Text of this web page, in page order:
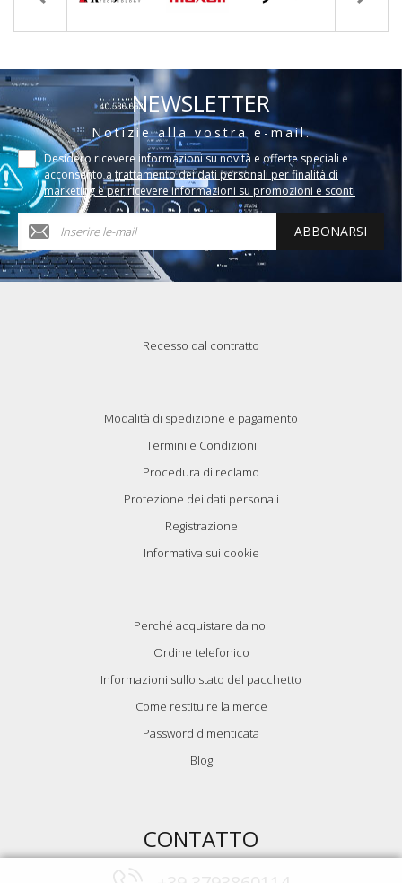
NEWSLETTER
Notizie alla vostra e-mail.
Desidero ricevere informazioni su novità e offerte speciali e
acconsento a trattamento dei dati personali per finalità di
marketing e per ricevere informazioni su promozioni e sconti
ABBONARSI
Recesso dal contratto
Modalità di spedizione e pagamento
Termini e Condizioni
Procedura di reclamo
Protezione dei dati personali
Registrazione
Informativa sui cookie
Perché acquistare da noi
Ordine telefonico
Informazioni sullo stato del pacchetto
Come restituire la merce
Password dimenticata
Blog
CONTATTO